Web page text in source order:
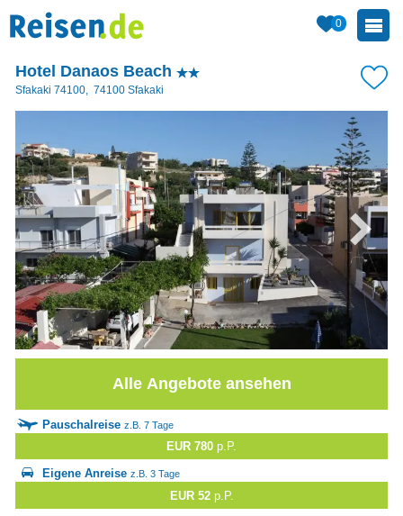
0
Hotel Danaos Beach
Sfakaki 74100, 74100 Sfakaki
Alle Angebote ansehen
Pauschalreise z.B. 7 Tage
EUR 780 p.P.
Eigene Anreise z.B. 3 Tage
EUR 52 p.P.